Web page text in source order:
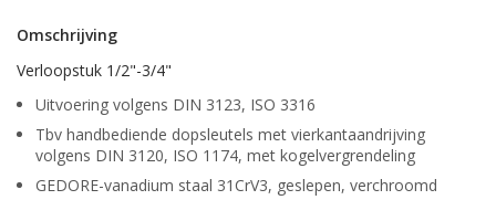
Omschrijving
Verloopstuk 1/2"-3/4"
Uitvoering volgens DIN 3123, ISO 3316
Tbv handbediende dopsleutels met vierkantaandrijving
volgens DIN 3120, ISO 1174, met kogelvergrendeling
GEDORE-vanadium staal 31CrV3, geslepen, verchroomd